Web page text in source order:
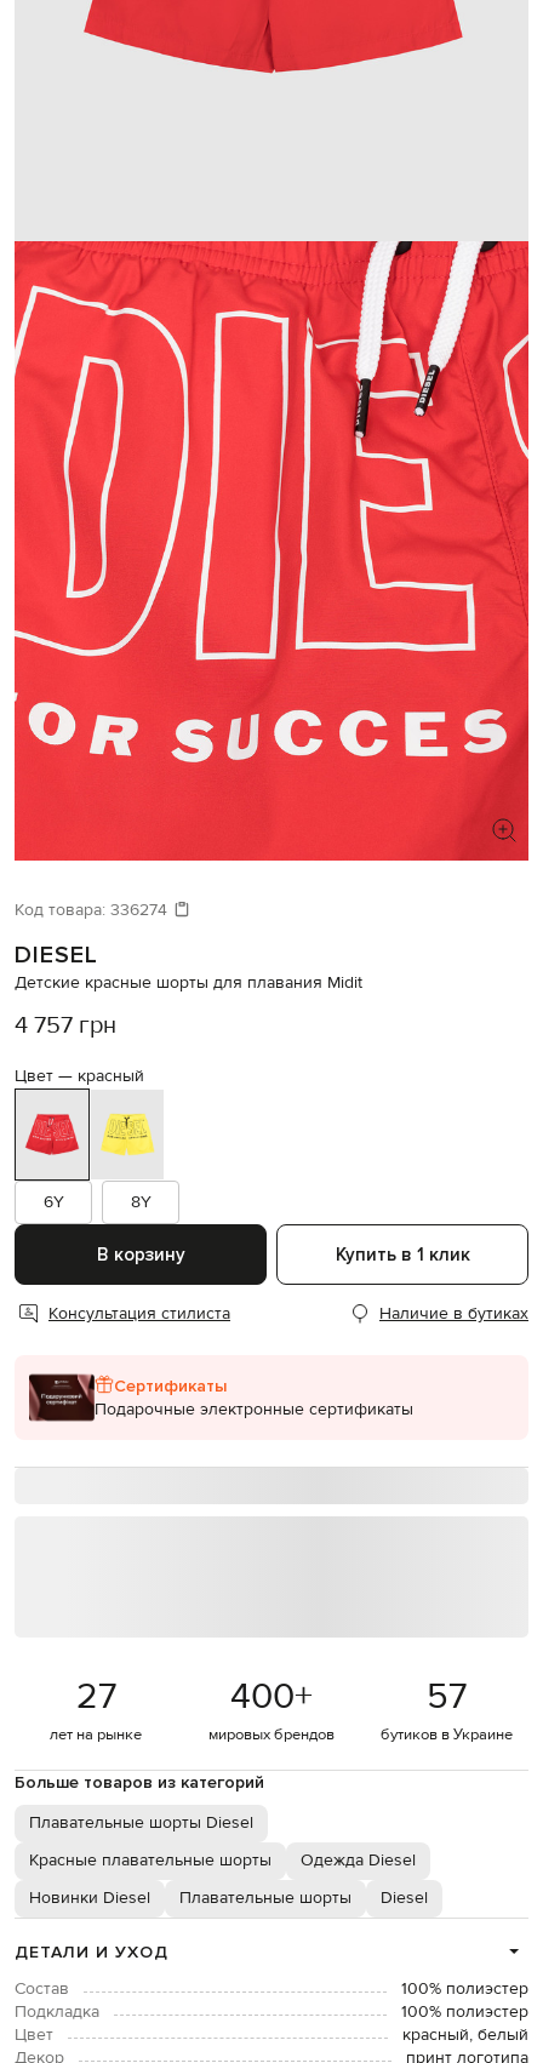
Код товара: 336274
DIESEL
Детские красные шорты для плавания Midit
4 757 грн
Цвет — красный
6Y 8Y
В корзину Купить в 1 клик
Консультация стилиста Наличие в бутиках
Сертификаты
Подарочные электронные сертификаты
27
лет на рынке
400+
мировых брендов
57
бутиков в Украине
Больше товаров из категорий
Плавательные шорты Diesel
Красные плавательные шорты
Одежда Diesel
Новинки Diesel
Плавательные шорты Diesel
ДЕТАЛИ И УХОД
Состав
100% полиэстер
Подкладка
100% полиэстер
Цвет
красный, белый